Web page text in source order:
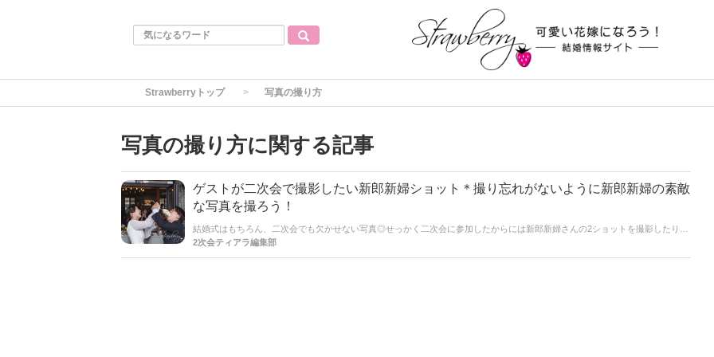
Strawberryトップ 写真の撮り方
写真の撮り方に関する記事
ゲストが二次会で撮影したい新郎新婦ショット＊撮り忘れがないように新郎新婦の素敵
な写真を撮ろう！
結婚式はもちろん、二次会でも欠かせない写真◎せっかく二次会に参加したからには新郎新婦さんの2ショットを撮影したり、
一緒に写真を撮ったりしたいですよね。 また写真を撮影するとなるとどんなシーンで撮るのが良いのか…上手く撮れなかっ
2次会ティアラ編集部